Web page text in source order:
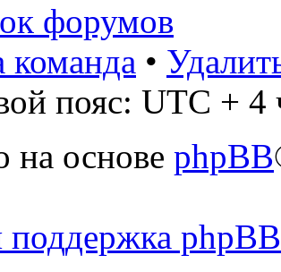
форумов
•
пояс: UTC + 4
на основе phpBB
поддержка phpBB